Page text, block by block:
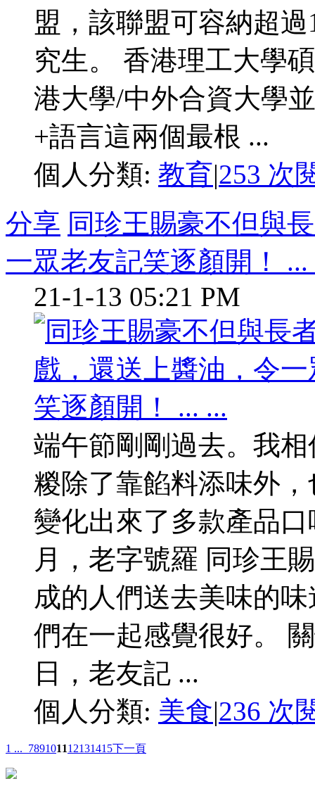
盟，該聯盟可容納超
究生。 香港理工大學
港大學/中外合資大學
+語言這兩個最根 ...
個人分類: 教育|253 次
分享 同珍王賜豪不但與
一眾老友記笑逐顏開！ ...
21-1-13 05:21 PM
端午節剛剛過去。我
糉除了靠餡料添味外
變化出來了多款產品
月，老字號羅 同珍王
成的人們送去美味的
們在一起感覺很好。
日，老友記 ...
個人分類: 美食|236 次
1 ... 789101112131415下一頁